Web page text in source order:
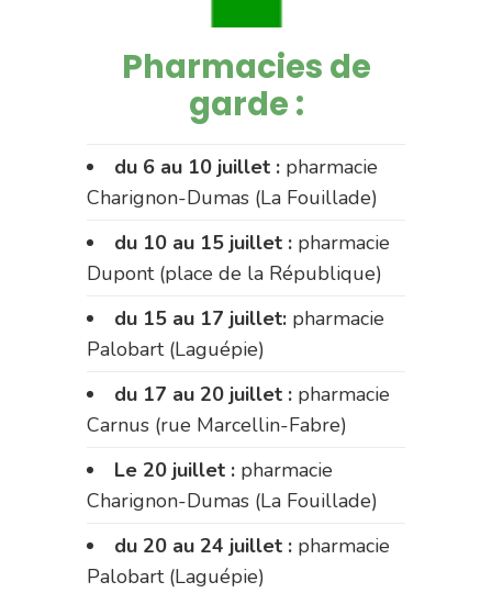
Pharmacies de
garde :
du 6 au 10 juillet : pharmacie
Charignon-Dumas (La Fouillade)
du 10 au 15 juillet : pharmacie
Dupont (place de la République)
du 15 au 17 juillet: pharmacie
Palobart (Laguépie)
du 17 au 20 juillet : pharmacie
Carnus (rue Marcellin-Fabre)
Le 20 juillet : pharmacie
Charignon-Dumas (La Fouillade)
du 20 au 24 juillet : pharmacie
Palobart (Laguépie)